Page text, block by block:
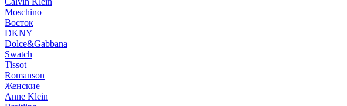
Moschino
Восток
DKNY
Dolce&Gabbana
Swatch
Tissot
Romanson
Женские
Anne Klein